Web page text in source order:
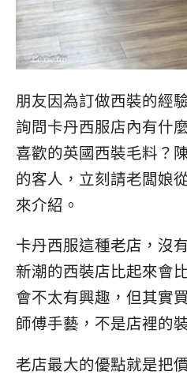
朋友因為訂做西裝的經
詢問卡丹西服店內有什
喜歡的英國西裝毛料？
的客人，立刻請老闆娘
來介紹。
卡丹西服這種老店，沒
新潮的西裝店比起來會
會不太有興趣，但其實
師傅手藝，不是店裡的
老店最大的優點就是把